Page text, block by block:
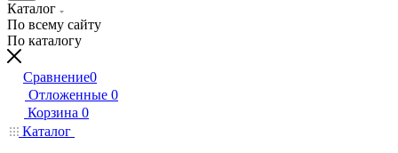
Каталог
По всему сайту
По каталогу
Сравнение0
Отложенные 0
Корзина 0
Каталог